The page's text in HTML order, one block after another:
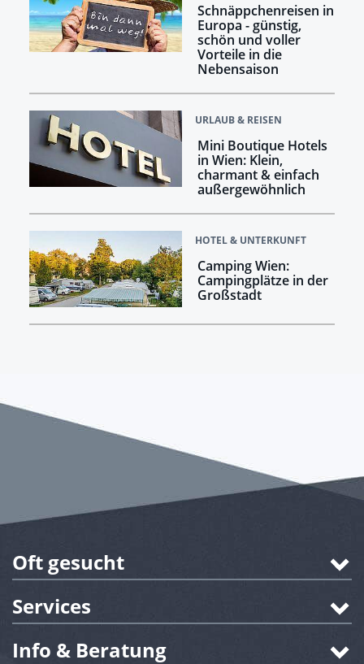
Schnäppchenreisen in
Europa - günstig,
schön und voller
Vorteile in die
Nebensaison
URLAUB & REISEN
Mini Boutique Hotels
in Wien: Klein,
charmant & einfach
außergewöhnlich
HOTEL & UNTERKUNFT
Camping Wien:
Campingplätze in der
Großstadt
Oft gesucht
Services
Info & Beratung